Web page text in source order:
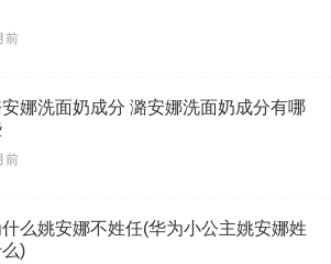
前
娜洗面奶成分 潞安娜洗面奶成分有哪
前
什么姚安娜不姓任(华为小公主姚安娜姓
)